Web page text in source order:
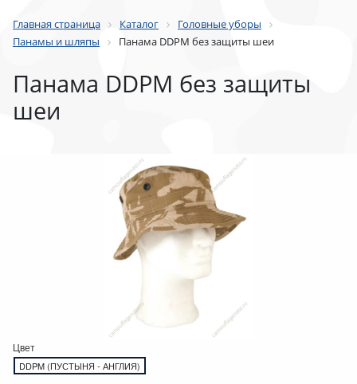
Главная страница Каталог
Головные уборы
Панамы и шляпы
Панама DDPM без защиты шеи
Панама DDPM без защиты
шеи
Цвет
DDPM (ПУСТЫНЯ - АНГЛИЯ)